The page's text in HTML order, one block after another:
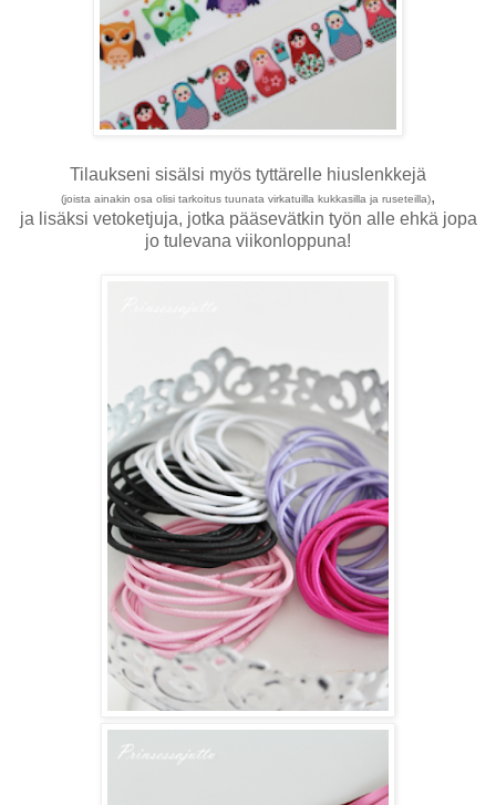
Tilaukseni sisälsi myös tyttärelle hiuslenkkejä
(joista ainakin osa olisi tarkoitus tuunata virkatuilla kukkasilla ja ruseteilla),
ja lisäksi vetoketjuja, jotka pääsevätkin työn alle ehkä jopa
jo tulevana viikonloppuna!